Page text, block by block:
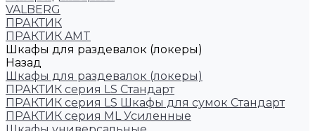
VALBERG
ПРАКТИК
ПРАКТИК AMT
Шкафы для раздевалок (локеры)
Назад
Шкафы для раздевалок (локеры)
ПРАКТИК cерия LS Стандарт
ПРАКТИК серия LS Шкафы для сумок Стандарт
ПРАКТИК серия ML Усиленные